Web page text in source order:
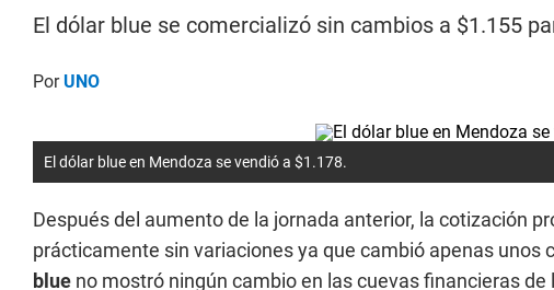
El dólar blue se comercializó sin cambios a $1.155
PorUNO
El dólar blue en Mendoza se vendió a $1.178.
Después del aumento de la jornada anterior, la cotización
prácticamente sin variaciones ya que cambió apenas unos
blue no mostró ningún cambio en las cuevas financieras